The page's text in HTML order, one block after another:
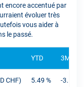
encore accentué par
évoluer très
vous aider à
le passé.
YTD 3M
CHF) 5.49 % -3.16 %